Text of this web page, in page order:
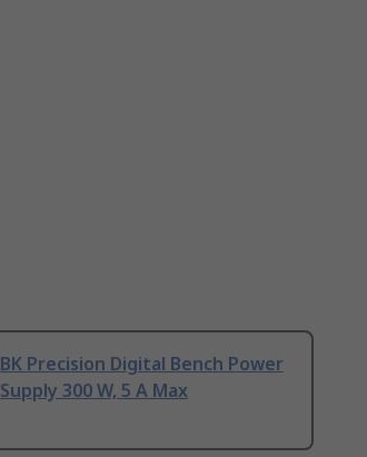
BK Precision Digital Bench Power
Supply 300 W, 5 A Max